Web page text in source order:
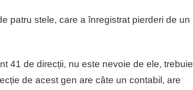
patru stele, care a înregistrat pierderi de un
41 de direcții, nu este nevoie de ele, trebuie
de acest gen are câte un contabil, are